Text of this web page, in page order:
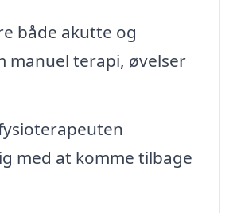
både akutte og
manuel terapi, øvelser
med at komme tilbage